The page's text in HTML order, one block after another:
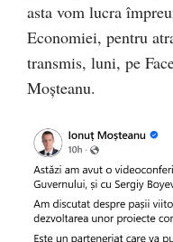
asta vom lucra
Economiei, pentru
transmis, luni, pe
Moșteanu.